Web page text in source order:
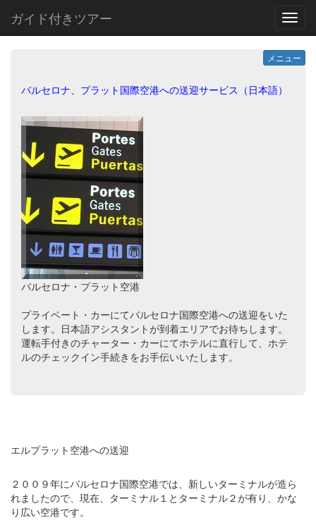
ガイド付きツアー
メニュー
バルセロナ、プラット国際空港への送迎サービス（日本語）
バルセロナ・プラット空港
プライベート・カーにてバルセロナ国際空港への送迎をいた
します。日本語アシスタントが到着エリアでお待ちします。
運転手付きのチャーター・カーにてホテルに直行して、ホテ
ルのチェックイン手続きをお手伝いいたします。
エルプラット空港への送迎
２００９年にバルセロナ国際空港では、新しいターミナルが造ら
れましたので、現在、ターミナル１とターミナル２が有り、かな
り広い空港です。